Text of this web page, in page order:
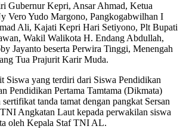
Gubernur Kepri, Ansar Ahmad, Ketua
Vero Yudo Margono, Pangkogabwilhan I
Ali, Kajati Kepri Hari Setiyono, Plt Bupati
Wakil Walikota H. Endang Abdullah,
Jayanto beserta Perwira Tinggi, Menengah
Tua Prajurit Karir Muda.
Siswa yang terdiri dari Siswa Pendidikan
Pendidikan Pertama Tamtama (Dikmata)
tanda tamat dengan pangkat Sersan
Angkatan Laut kepada perwakilan siswa
oleh Kepala Staf TNI AL.